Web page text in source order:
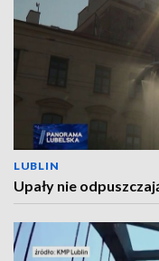
LUBLIN
Upały nie